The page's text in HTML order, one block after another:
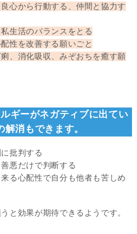
心から行動する、仲間と協力す
生活のバランスをとる
性を改善する願いごと
、消化吸収、みぞおちを癒す願
ギーがネガティブに出てい
解消もできます。
批判する
悪だけで判断する
る心配性で自分も他者も苦しめ
と効果が期待できるようです。